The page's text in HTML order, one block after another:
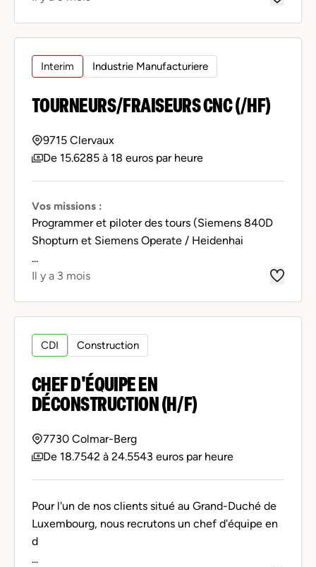
Interim Industrie Manufacturiere
TOURNEURS/FRAISEURS CNC (/HF)
9715 Clervaux
De 15.6285 à 18 euros par heure
Vos missions :
Programmer et piloter des tours (Siemens 840D
Shopturn et Siemens Operate / Heidenhai
...
Il y a 3 mois
CDI Construction
CHEF D'ÉQUIPE EN
DÉCONSTRUCTION (H/F)
7730 Colmar-Berg
De 18.7542 à 24.5543 euros par heure
Pour l'un de nos clients situé au Grand-Duché de
Luxembourg, nous recrutons un chef d'équipe en
d
...